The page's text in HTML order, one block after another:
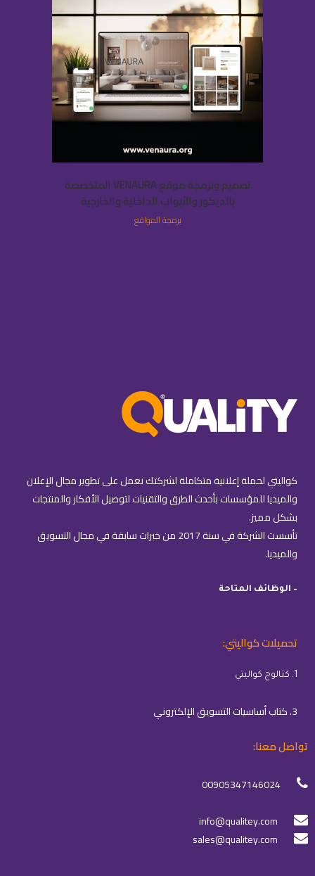
تصميم وبرمجة موقع VENAURA المتخصصة
بالديكور والأبواب الداخلية والخارجية
برمجة المواقع
كواليتي لحملة إعلانية متكاملة لشركتك نعمل على تطوير مجال الإعلان
والميديا للمؤسسات بأحدث الطرق والتقنيات لتوصيل الأفكار والمنتجات
بشكل مميز.
تأسست الشركة في سنة 2017 من خبرات سابقة في مجال التسويق
والميديا.
– الوظائف المتاحة
تحميلات كواليتي:
1. كتالوج كواليتي
3. كتاب أساسيات التسويق الإلكتروني
تواصل معنا:
00905347146024
info@qualitey.com
sales@qualitey.com